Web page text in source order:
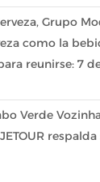
Grupo
como la
reunirse: 7
Verde
respalda